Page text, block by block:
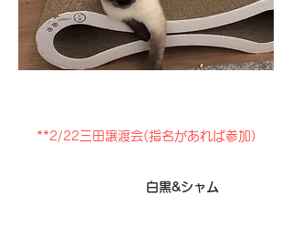
**2/22三田譲渡会(指名があれば参加)
白黒&シャム